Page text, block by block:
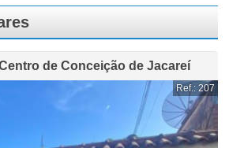
de Conceição de Jacareí
Ref.: 207